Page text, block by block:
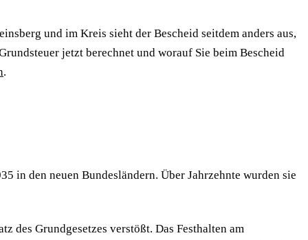
und im Kreis sieht der Bescheid seitdem anders aus,
jetzt berechnet und worauf Sie beim Bescheid
.
in den neuen Bundesländern. Über Jahrzehnte wurden sie
des Grundgesetzes verstößt. Das Festhalten am